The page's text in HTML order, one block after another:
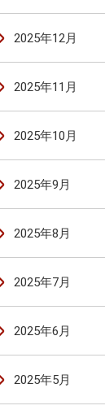
2025年12月
2025年11月
2025年10月
2025年9月
2025年8月
2025年7月
2025年6月
2025年5月